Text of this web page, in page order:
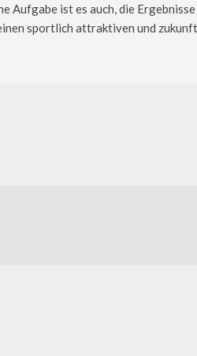
ist es auch, die Ergebnisse
sportlich attraktiven und